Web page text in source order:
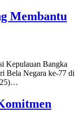
Membantu
Kepulauan Bangka
Bela Negara ke-77 di